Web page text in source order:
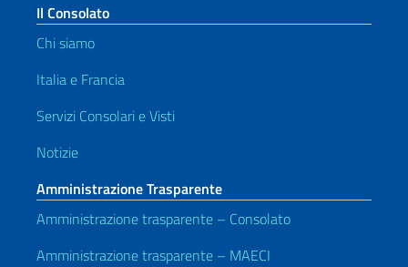
Il Consolato
Chi siamo
Italia e Francia
Servizi Consolari e Visti
Notizie
Amministrazione Trasparente
Amministrazione trasparente – Consolato
Amministrazione trasparente – MAECI